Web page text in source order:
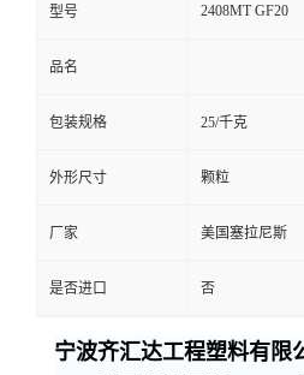
型号 2408MT GF20
品名
包装规格 25/千克
外形尺寸 颗粒
厂家 美国塞拉尼斯
是否进口 否
宁波齐汇达工程塑料有限